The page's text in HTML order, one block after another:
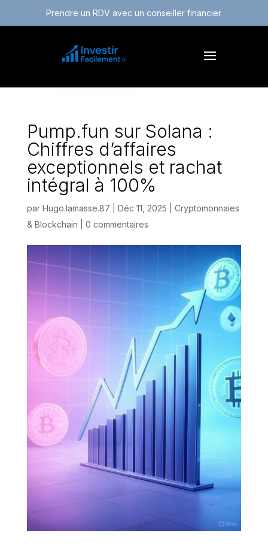
Prendre un RDV avec un conseiller financier
Pump.fun sur Solana :
Chiffres d’affaires
exceptionnels et rachat
intégral à 100%
par Hugo.lamasse.87 Déc 11, 2025
Cryptomonnaies
& Blockchain
0 commentaires